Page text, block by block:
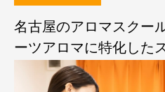
名古屋のアロマスクー
ーツアロマに特化した